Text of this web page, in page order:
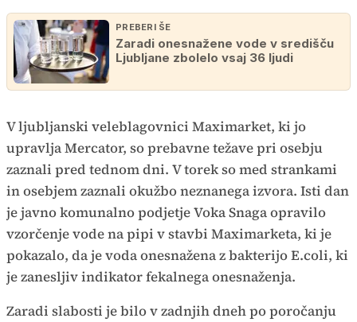
PREBERI ŠE
Zaradi onesnažene vode v središču
Ljubljane zbolelo vsaj 36 ljudi
V ljubljanski veleblagovnici Maximarket, ki jo
upravlja Mercator, so prebavne težave pri osebju
zaznali pred tednom dni. V torek so med strankami
in osebjem zaznali okužbo neznanega izvora. Isti dan
je javno komunalno podjetje Voka Snaga opravilo
vzorčenje vode na pipi v stavbi Maximarketa, ki je
pokazalo, da je voda onesnažena z bakterijo E.coli, ki
je zanesljiv indikator fekalnega onesnaženja.
Zaradi slabosti je bilo v zadnjih dneh po poročanju